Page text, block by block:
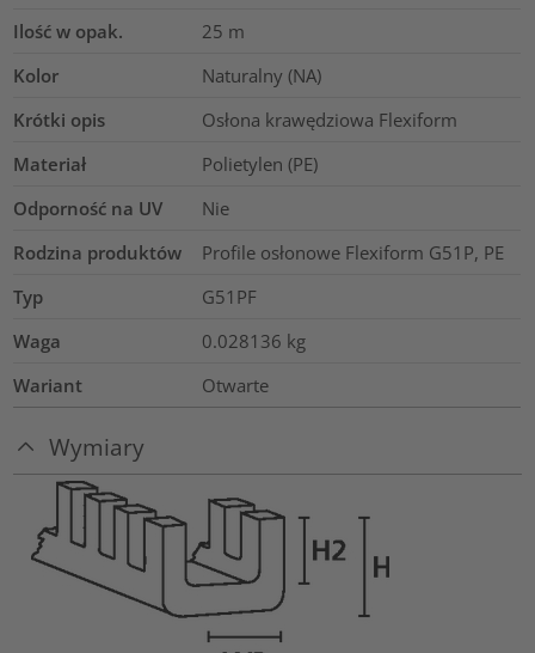
Ilość w opak.
25 m
Kolor
Naturalny (NA)
Krótki opis
Osłona krawędziowa Flexiform
Materiał
Polietylen (PE)
Odporność na UV
Nie
Rodzina produktów
Profile osłonowe Flexiform G51P, PE
Typ
G51PF
Waga
0.028136 kg
Wariant
Otwarte
Wymiary